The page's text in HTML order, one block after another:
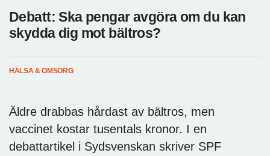
Debatt: Ska pengar avgöra om du kan
skydda dig mot bältros?
HÄLSA & OMSORG
Äldre drabbas hårdast av bältros, men
vaccinet kostar tusentals kronor. I en
debattartikel i Sydsvenskan skriver SPF